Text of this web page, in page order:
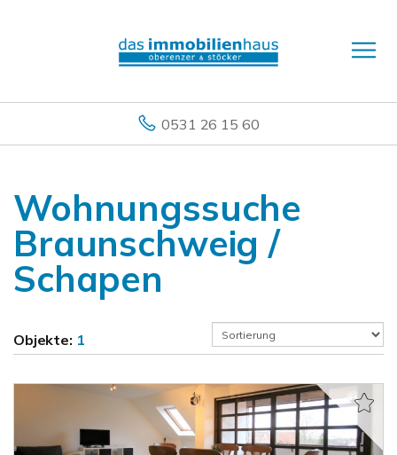
0531 26 15 60
Wohnungssuche
Braunschweig /
Schapen
Objekte: 1